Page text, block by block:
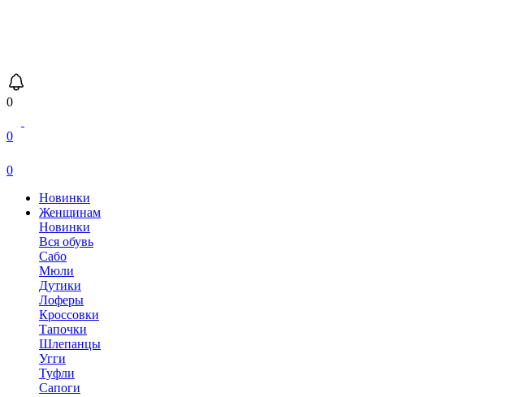
0
0
0
Новинки
Женщинам
Новинки
Вся обувь
Сабо
Мюли
Дутики
Лоферы
Кроссовки
Тапочки
Шлепанцы
Угги
Туфли
Сапоги